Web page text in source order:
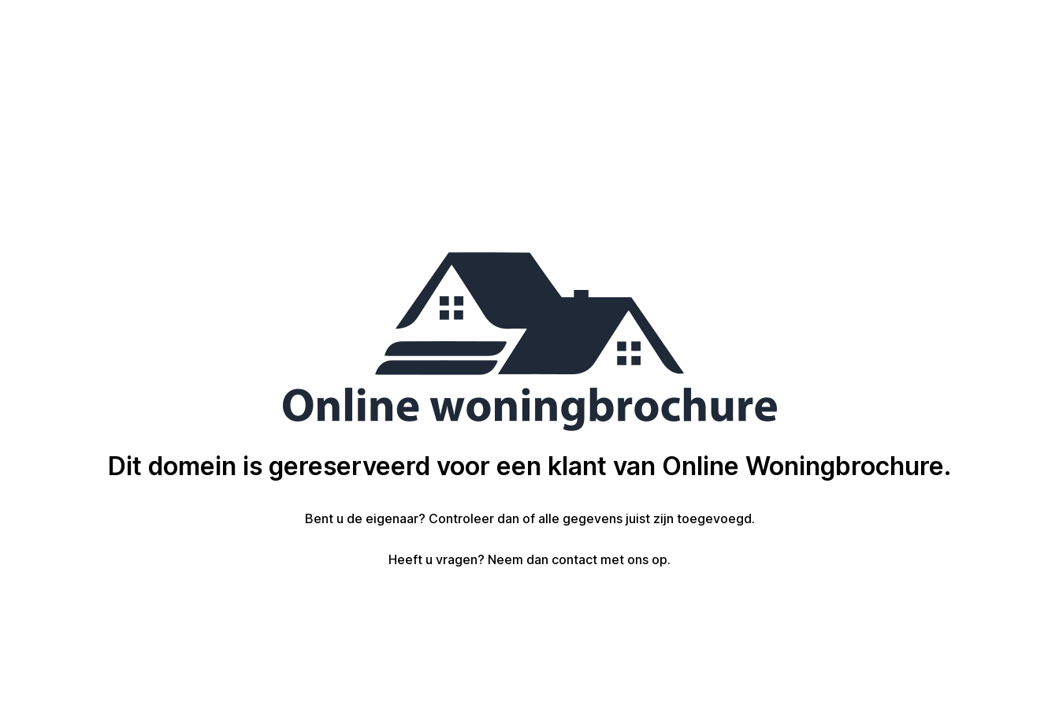
Dit domein is gereserveerd voor een klant van Online Woningbrochure.
Bent u de eigenaar? Controleer dan of alle gegevens juist zijn toegevoegd.
Heeft u vragen? Neem dan contact met ons op.